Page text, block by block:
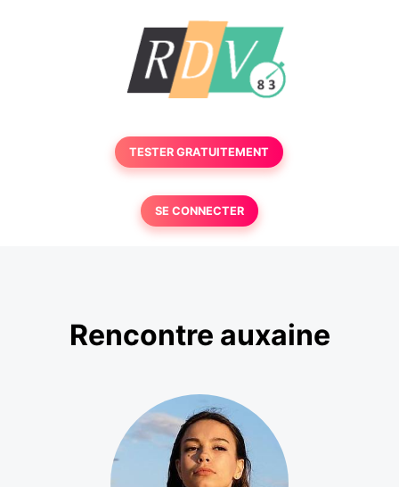
TESTER GRATUITEMENT
SE CONNECTER
Rencontre auxaine